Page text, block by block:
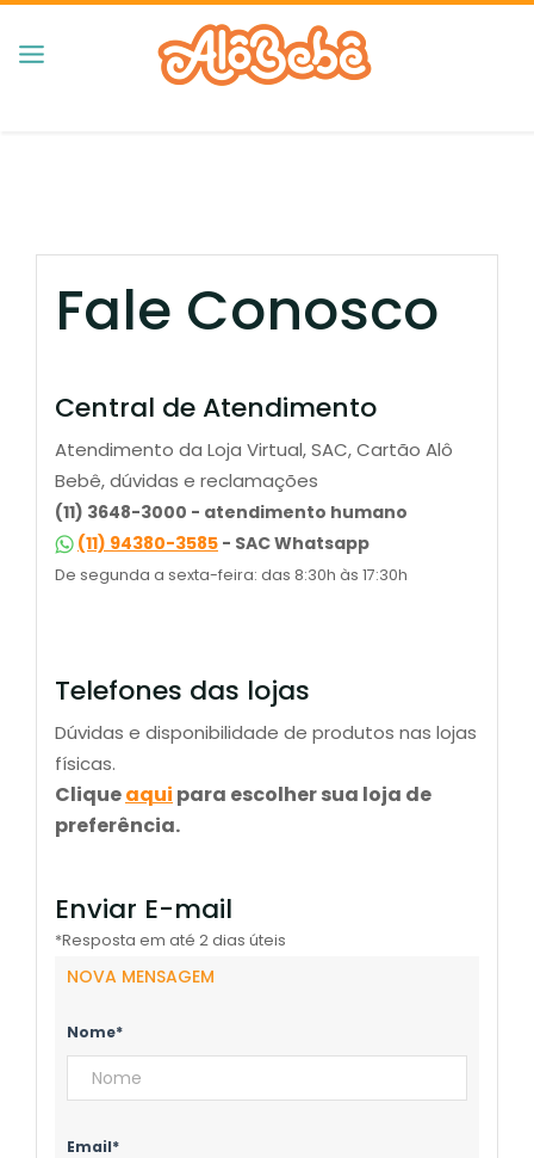
Fale Conosco
Central de Atendimento
Atendimento da Loja Virtual, SAC, Cartão Alô
Bebê, dúvidas e reclamações
(11) 3648-3000 - atendimento humano
(11) 94380-3585 - SAC Whatsapp
De segunda a sexta-feira: das 8:30h às 17:30h
Telefones das lojas
Dúvidas e disponibilidade de produtos nas lojas
físicas.
Cliqueaqui para escolher sua loja de
preferência.
Enviar E-mail
*Resposta em até 2 dias úteis
NOVA MENSAGEM
Nome*
Email*